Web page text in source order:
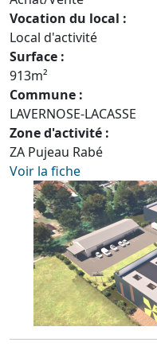
Vocation du local :
Local d'activité
Surface :
913m²
Commune :
LAVERNOSE-LACASSE
Zone d'activité :
ZA Pujeau Rabé
Voir la fiche